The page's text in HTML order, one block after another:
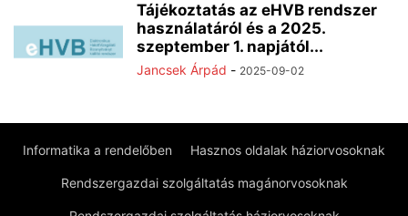
Tájékoztatás az eHVB rendszer
használatáról és a 2025.
szeptember 1. napjától...
Jancsek Árpád - 2025-09-02
Informatika a rendelőben Hasznos oldalak háziorvosoknak
Rendszergazdai szolgáltatás magánorvosoknak